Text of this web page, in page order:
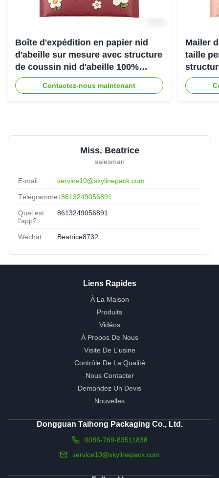
Boîte d'expédition en papier nid
d'abeille sur mesure avec structure
de coussin nid d'abeille 100%
recyclable pour emballage de
protection écologique
Contactez-nous maintenant
Mailer
taille
une
Miss. Beatrice
salesman
E-mail: service10@skylinepack.com
Télégramme:+8613249056891
Quel est
l'app?:
8613249056891
Wechat: Beatrice8732
Liens Rapides
À La Maison
Produits
Vidéos
À Propos De Nous
Visite De L'usine
Contrôle De La Qualité
Nous Contacter
Demandez Un Devis
Nouvelles
Dongguan Taihong Packaging Co., Ltd.
0086-769-83511838
service10@skylinepack.com